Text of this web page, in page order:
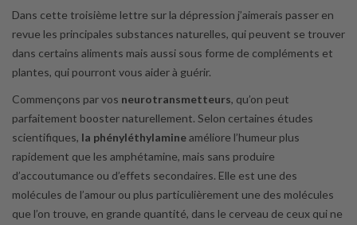
Dans cette troisième lettre sur la dépression j’aimerais passer en
revue les principales substances naturelles, qui peuvent se trouver
dans certains aliments mais aussi sous forme de compléments et
plantes, qui pourront vous aider à guérir.
Commençons par vos neurotransmetteurs, qu’on peut
parfaitement booster naturellement. Selon certaines études
scientifiques, la phényléthylamineaméliore l’humeur plus
rapidement que les amphétamine, mais sans produire
d’accoutumance ou d’effets secondaires. Elle est une des
molécules de l’amour ou plus particulièrement une des molécules
que l’on trouve, en grande quantité, dans le cerveau de ceux qui ne